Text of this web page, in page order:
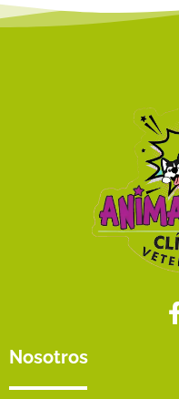
Nosotros